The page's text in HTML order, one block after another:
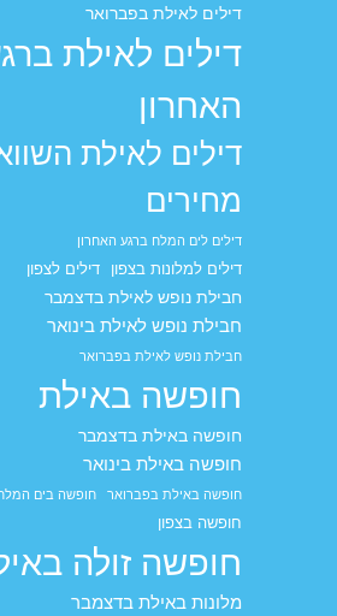
דילים לאילת בפברואר
דילים לאילת
האחרון
דילים לאילת
מחירים
דילים לים המלח ברגע האחרון
דילים למלונות בצפון דילים לצפון
חבילת נופש לאילת בדצמבר
חבילת נופש לאילת בינואר
חבילת נופש לאילת בפברואר
חופשה באילת
חופשה באילת בדצמבר
חופשה באילת בינואר
חופשה באילת בפברואר חופשה בים
חופשה בצפון
חופשה זולה
מלונות באילת בדצמבר